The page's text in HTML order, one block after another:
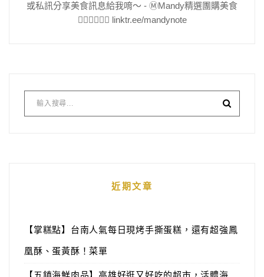
或私訊分享美食訊息給我唷～ - Ⓜ️Mandy精選團購美食
👇🏻👇🏻👇🏻 linktr.ee/mandynote
近期文章
【掌糕點】台南人氣每日現烤手撕蛋糕，還有超強鳳
凰酥、蛋黃酥！菜單